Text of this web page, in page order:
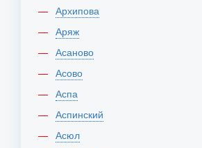
Архипова
Аряж
Асаново
Асово
Аспа
Аспинский
Асюл